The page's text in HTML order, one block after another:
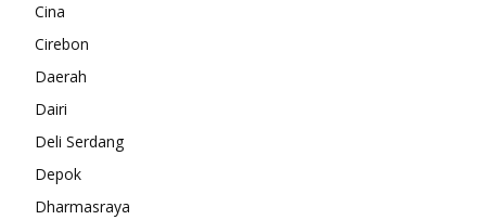
Cina
Cirebon
Daerah
Dairi
Deli Serdang
Depok
Dharmasraya